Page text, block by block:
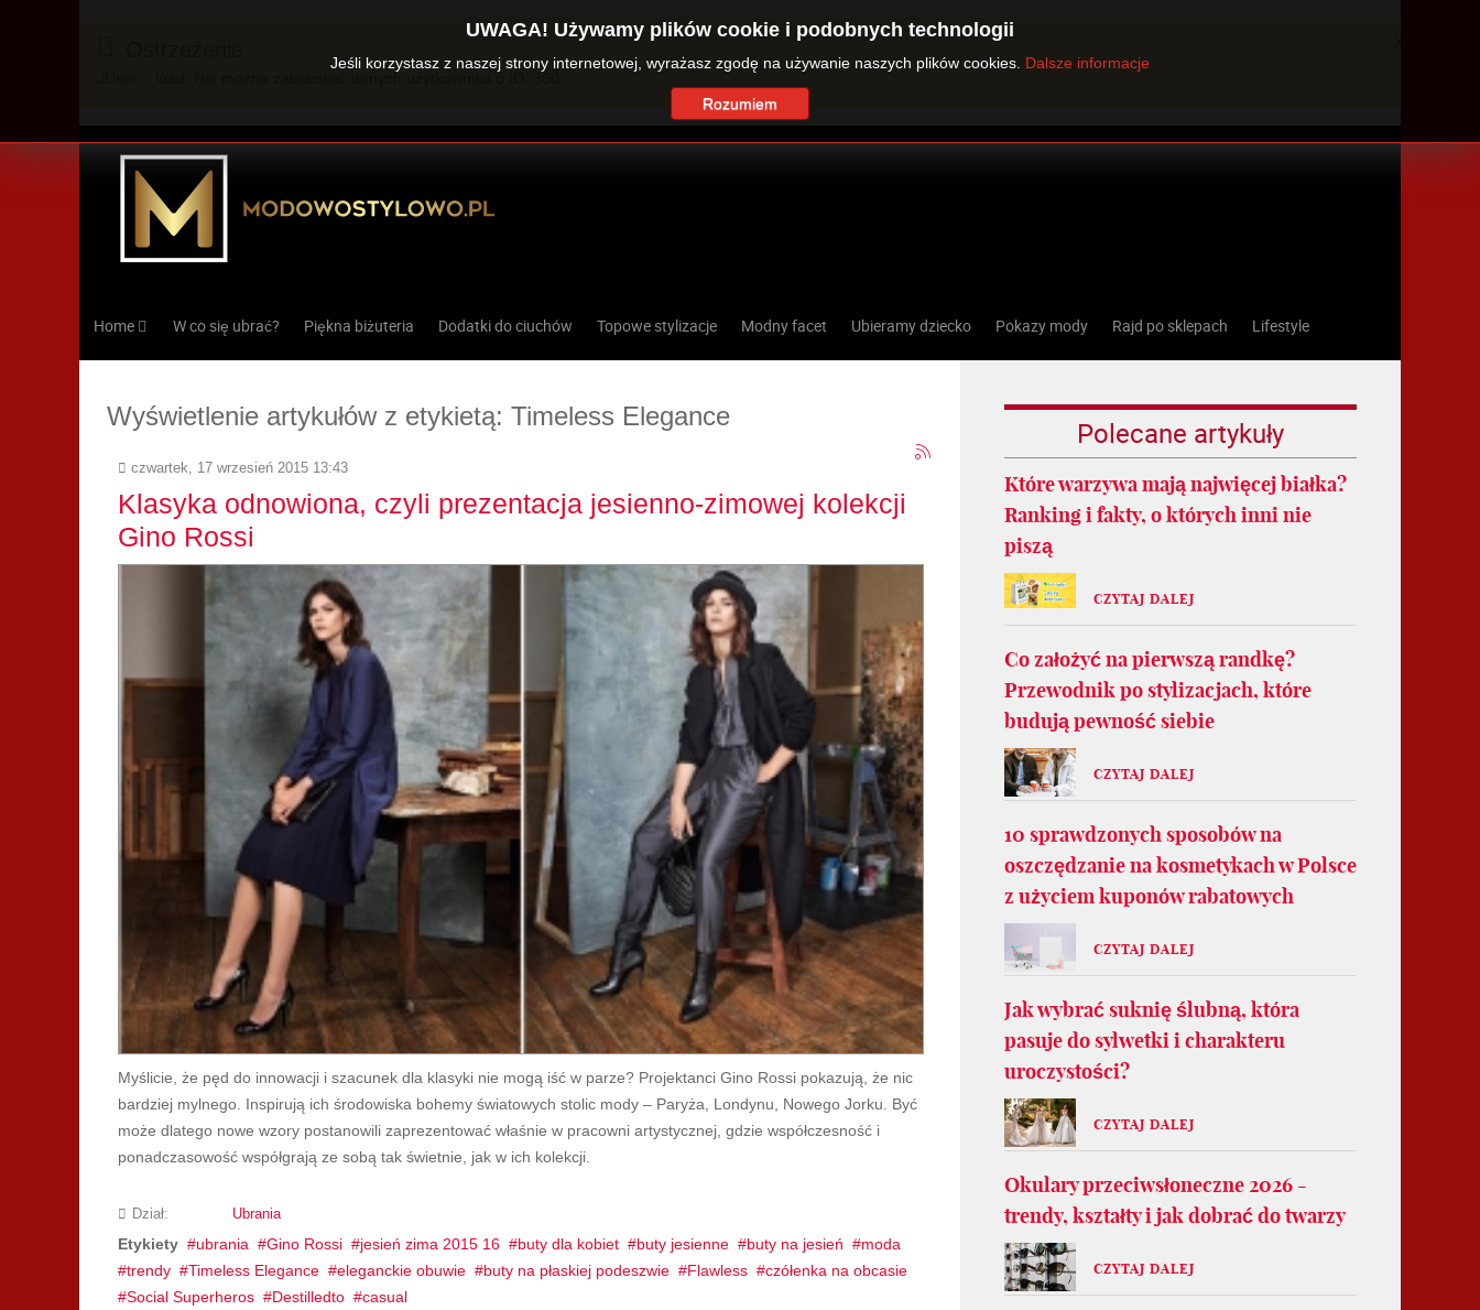
Home W co się ubrać? Piękna biżuteria Dodatki do ciuchów Topowe stylizacje Modny facet Ubieramy dziecko Pokazy mody Rajd po sklepach Lifestyle
Wyświetlenie artykułów z etykietą: Timeless Elegance
czwartek, 17 wrzesień 2015 13:43
Klasyka odnowiona, czyli prezentacja jesienno-zimowej kolekcji
Gino Rossi
Myślicie, że pęd do innowacji i szacunek dla klasyki nie mogą iść w parze? Projektanci Gino Rossi pokazują, że nic
bardziej mylnego. Inspirują ich środowiska bohemy światowych stolic mody – Paryża, Londynu, Nowego Jorku. Być
może dlatego nowe wzory postanowili zaprezentować właśnie w pracowni artystycznej, gdzie współczesność i
ponadczasowość współgrają ze sobą tak świetnie, jak w ich kolekcji.
Dział: Ubrania
Etykiety ubrania Gino Rossi jesień zima 2015 16 buty dla kobiet buty jesienne buty na jesień
moda
trendy
Timeless Elegance eleganckie obuwie buty na płaskiej podeszwie Flawless
czółenka na obcasie
Social Superheros
Destilledto casual
Polecane artykuły
Które warzywa mają najwięcej białka?
Ranking i fakty, o których inni nie
piszą
CZYTAJ DALEJ
Co założyć na pierwszą randkę?
Przewodnik po stylizacjach, które
budują pewność siebie
CZYTAJ DALEJ
10 sprawdzonych sposobów na
oszczędzanie na kosmetykach w Polsce
z użyciem kuponów rabatowych
CZYTAJ DALEJ
Jak wybrać suknię ślubną, która
pasuje do sylwetki i charakteru
uroczystości?
CZYTAJ DALEJ
Okulary przeciwsłoneczne 2026 -
trendy, kształty i jak dobrać do twarzy
CZYTAJ DALEJ
UWAGA! Używamy plików cookie i podobnych technologii
Jeśli korzystasz z naszej strony internetowej, wyrażasz zgodę na używanie naszych plików cookies. Dalsze informacje
Rozumiem